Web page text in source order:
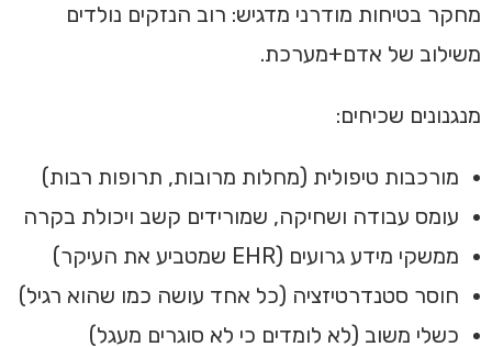
מחקר בטיחות מודרני מדגיש: רוב הנזקים נולדים
משילוב של אדם+מערכת.
מנגנונים שכיחים:
מורכבות טיפולית (מחלות מרובות, תרופות רבות)
עומס עבודה ושחיקה, שמורידים קשב ויכולת בקרה
ממשקי מידע גרועים (EHR שמטביע את העיקר)
חוסר סטנדרטיזציה (כל אחד עושה כמו שהוא רגיל)
כשלי משוב (לא לומדים כי לא סוגרים מעגל)